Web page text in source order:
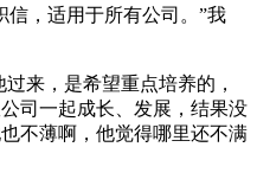
信，适用于所有公司。”我
来，是希望重点培养的，
司一起成长、发展，结果没
不薄啊，他觉得哪里还不满